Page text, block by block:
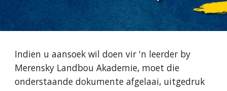
Indien u aansoek wil doen vir 'n leerder by
Merensky Landbou Akademie, moet die
onderstaande dokumente afgelaai, uitgedruk